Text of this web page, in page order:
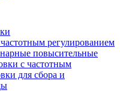
регулированием
повысительные
с частотным
для сбора и